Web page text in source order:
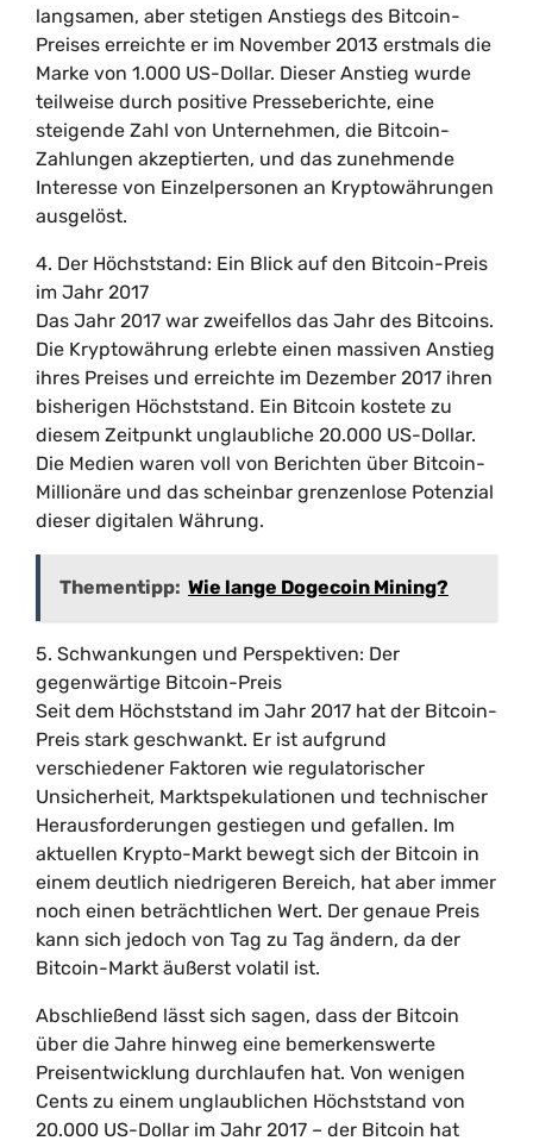
langsamen, aber stetigen Anstiegs des Bitcoin-
Preises erreichte er im November 2013 erstmals die
Marke von 1.000 US-Dollar. Dieser Anstieg wurde
teilweise durch positive Presseberichte, eine
steigende Zahl von Unternehmen, die Bitcoin-
Zahlungen akzeptierten, und das zunehmende
Interesse von Einzelpersonen an Kryptowährungen
ausgelöst.
4. Der Höchststand: Ein Blick auf den Bitcoin-Preis
im Jahr 2017
Das Jahr 2017 war zweifellos das Jahr des Bitcoins.
Die Kryptowährung erlebte einen massiven Anstieg
ihres Preises und erreichte im Dezember 2017 ihren
bisherigen Höchststand. Ein Bitcoin kostete zu
diesem Zeitpunkt unglaubliche 20.000 US-Dollar.
Die Medien waren voll von Berichten über Bitcoin-
Millionäre und das scheinbar grenzenlose Potenzial
dieser digitalen Währung.
Thementipp: Wie lange Dogecoin Mining?
5. Schwankungen und Perspektiven: Der
gegenwärtige Bitcoin-Preis
Seit dem Höchststand im Jahr 2017 hat der Bitcoin-
Preis stark geschwankt. Er ist aufgrund
verschiedener Faktoren wie regulatorischer
Unsicherheit, Marktspekulationen und technischer
Herausforderungen gestiegen und gefallen. Im
aktuellen Krypto-Markt bewegt sich der Bitcoin in
einem deutlich niedrigeren Bereich, hat aber immer
noch einen beträchtlichen Wert. Der genaue Preis
kann sich jedoch von Tag zu Tag ändern, da der
Bitcoin-Markt äußerst volatil ist.
Abschließend lässt sich sagen, dass der Bitcoin
über die Jahre hinweg eine bemerkenswerte
Preisentwicklung durchlaufen hat. Von wenigen
Cents zu einem unglaublichen Höchststand von
20.000 US-Dollar im Jahr 2017 – der Bitcoin hat